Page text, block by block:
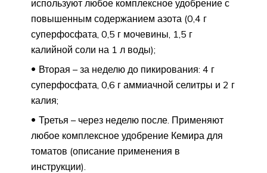
используют любое комплексное удобрение с
повышенным содержанием азота (0,4 г
суперфосфата, 0,5 г мочевины, 1,5 г
калийной соли на 1 л воды);
Вторая – за неделю до пикирования: 4 г
суперфосфата, 0,6 г аммиачной селитры и 2 г
калия;
Третья – через неделю после. Применяют
любое комплексное удобрение Кемира для
томатов (описание применения в
инструкции).